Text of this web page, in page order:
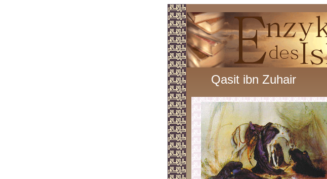
Qasit ibn Zuhair